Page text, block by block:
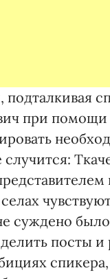
при помощи
суждено
посты и